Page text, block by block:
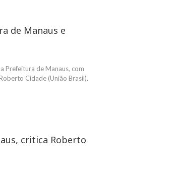
de Manaus e
Prefeitura de Manaus, com
Cidade (União Brasil),
critica Roberto